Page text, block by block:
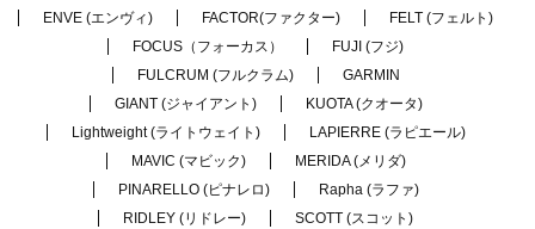
ENVE (エンヴィ)
FACTOR(ファクター)
FELT (フェルト)
FOCUS（フォーカス）
FUJI (フジ)
FULCRUM (フルクラム)
GARMIN
GIANT (ジャイアント)
KUOTA (クオータ)
Lightweight (ライトウェイト)
LAPIERRE (ラピエール)
MAVIC (マビック)
MERIDA (メリダ)
PINARELLO (ピナレロ)
Rapha (ラファ)
RIDLEY (リドレー)
SCOTT (スコット)